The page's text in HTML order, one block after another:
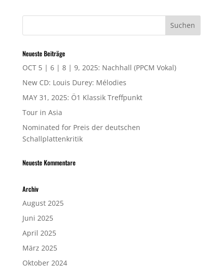
Neueste Beiträge
OCT 5 | 6 | 8 | 9, 2025: Nachhall (PPCM Vokal)
New CD: Louis Durey: Mélodies
MAY 31, 2025: Ö1 Klassik Treffpunkt
Tour in Asia
Nominated for Preis der deutschen
Schallplattenkritik
Neueste Kommentare
Archiv
August 2025
Juni 2025
April 2025
März 2025
Oktober 2024